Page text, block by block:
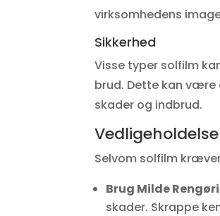
virksomhedens
Sikkerhed
Visse typer solfilm
brud. Dette kan være
skader og indbrud.
Selvom solfilm
Brug Milde
skader. Skrappe